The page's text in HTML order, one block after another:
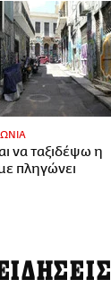
να ταξιδέψω η
πληγώνει